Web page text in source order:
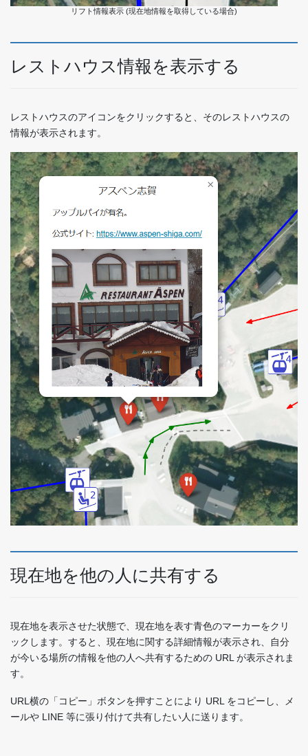
リフト情報表示 (現在地情報を取得している場合)
レストハウス情報を表示する
レストハウスのアイコンをクリックすると、そのレストハウスの
情報が表示されます。
現在地を他の人に共有する
現在地を表示させた状態で、現在地を表す青色のマーカーをクリ
ックします。すると、現在地に関する詳細情報が表示され、自分
が今いる場所の情報を他の人へ共有するための URL が表示されま
す。
URL横の「コピー」ボタンを押すことにより URL をコピーし、メ
ールや LINE 等に張り付けて共有したい人に送ります。